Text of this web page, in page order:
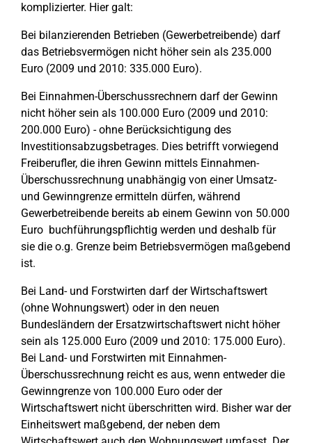
komplizierter. Hier galt:
Bei bilanzierenden Betrieben (Gewerbetreibende) darf
das Betriebsvermögen nicht höher sein als 235.000
Euro (2009 und 2010: 335.000 Euro).
Bei Einnahmen-Überschussrechnern darf der Gewinn
nicht höher sein als 100.000 Euro (2009 und 2010:
200.000 Euro) - ohne Berücksichtigung des
Investitionsabzugsbetrages. Dies betrifft vorwiegend
Freiberufler, die ihren Gewinn mittels Einnahmen-
Überschussrechnung unabhängig von einer Umsatz-
und Gewinngrenze ermitteln dürfen, während
Gewerbetreibende bereits ab einem Gewinn von 50.000
Euro buchführungspflichtig werden und deshalb für
sie die o.g. Grenze beim Betriebsvermögen maßgebend
ist.
Bei Land- und Forstwirten darf der Wirtschaftswert
(ohne Wohnungswert) oder in den neuen
Bundesländern der Ersatzwirtschaftswert nicht höher
sein als 125.000 Euro (2009 und 2010: 175.000 Euro).
Bei Land- und Forstwirten mit Einnahmen-
Überschussrechnung reicht es aus, wenn entweder die
Gewinngrenze von 100.000 Euro oder der
Wirtschaftswert nicht überschritten wird. Bisher war der
Einheitswert maßgebend, der neben dem